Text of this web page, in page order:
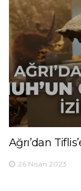
Ağrı’dan
26 Nisan 2023